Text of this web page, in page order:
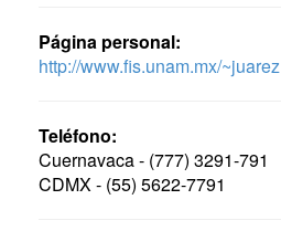
Página personal:
http://www.fis.unam.mx/~juarez
Teléfono:
Cuernavaca - (777) 3291-791
CDMX - (55) 5622-7791